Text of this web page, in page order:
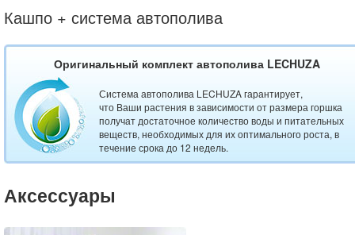
Кашпо + система автополива
Оригинальный комплект автополива LECHUZA
Система автополива LECHUZA гарантирует,
что Ваши растения в зависимости от размера горшка
получат достаточное количество воды и питательных
веществ, необходимых для их оптимального роста, в
течение срока до 12 недель.
Аксессуары